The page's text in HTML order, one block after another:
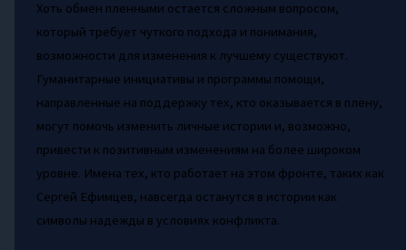
Хоть обмен пленными остается сложным вопросом,
который требует чуткого подхода и понимания,
возможности для изменения к лучшему существуют.
Гуманитарные инициативы и программы помощи,
направленные на поддержку тех, кто оказывается в плену,
могут помочь изменить личные истории и, возможно,
привести к позитивным изменениям на более широком
уровне. Имена тех, кто работает на этом фронте, таких как
Сергей Ефимцев, навсегда останутся в истории как
символы надежды в условиях конфликта.